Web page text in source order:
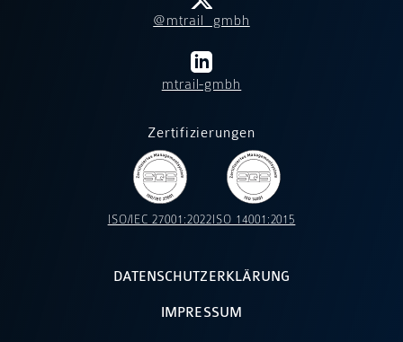
@mtrail_gmbh
mtrail-gmbh
Zertifizierungen
ISO/IEC 27001:2022 ISO 14001:2015
DATENSCHUTZERKLÄRUNG
IMPRESSUM